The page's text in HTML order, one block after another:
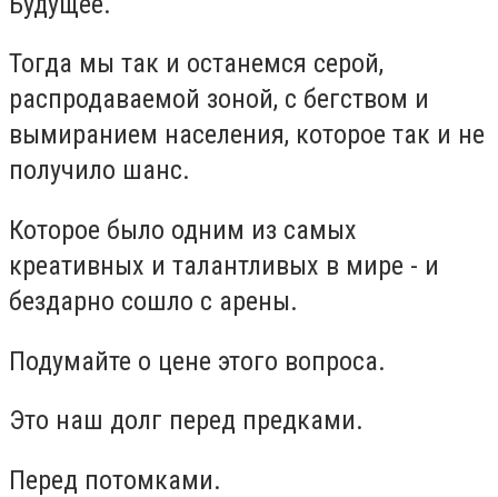
Тогда мы так и останемся серой,
распродаваемой зоной, с бегством и
вымиранием населения, которое так и не
получило шанс.
Которое было одним из самых
креативных и талантливых в мире - и
бездарно сошло с арены.
Подумайте о цене этого вопроса.
Это наш долг перед предками.
Перед потомками.